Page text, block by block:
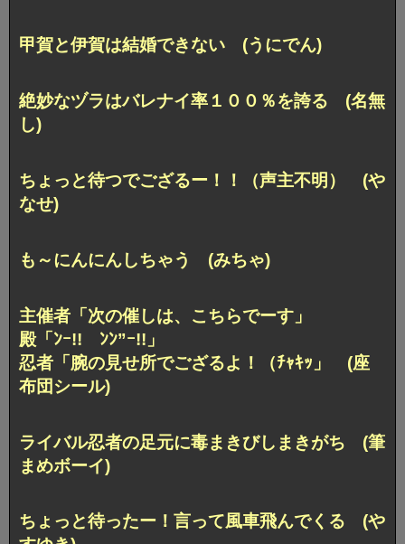
甲賀と伊賀は結婚できない (うにでん)
絶妙なヅラはバレナイ率１００％を誇る (名無
し)
ちょっと待つでござるー！！（声主不明） (や
なせ)
も～にんにんしちゃう (みちゃ)
主催者「次の催しは、こちらでーす」
殿「ﾝｰ!! ﾝﾝ”ｰ!!」
忍者「腕の見せ所でござるよ！（ﾁｬｷｯ」 (座
布団シール)
ライバル忍者の足元に毒まきびしまきがち (筆
まめボーイ)
ちょっと待ったー！言って風車飛んでくる (や